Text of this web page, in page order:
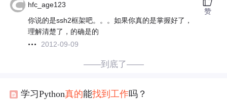
hfc_age123
你说的是ssh2框架吧。。。如果你真的是掌握好了，
理解清楚了，的确是的
2012-09-09
赞
——到底了——
学习Python真的能找到工作吗？